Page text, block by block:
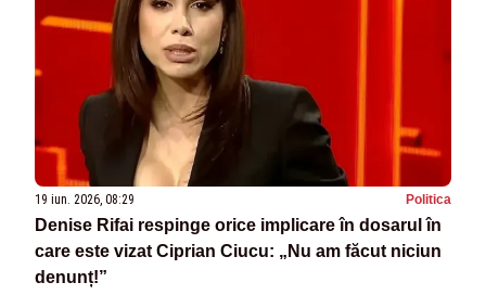
19 iun. 2026, 08:29 Politica
Denise Rifai respinge orice implicare în dosarul în
care este vizat Ciprian Ciucu: „Nu am făcut niciun
denunț!”